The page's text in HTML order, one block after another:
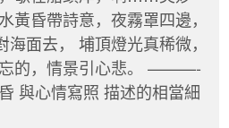
黃昏帶詩意，夜霧罩四邊，
面去， 埔頂燈光真稀微，
的，情景引心悲。 ———-
與心情寫照 描述的相當細